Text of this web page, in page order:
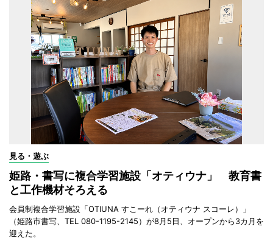
見る・遊ぶ
姫路・書写に複合学習施設「オティウナ」 教育書
と工作機材そろえる
会員制複合学習施設「OTIUNA すこーれ（オティウナ スコーレ）」
（姫路市書写、TEL 080-1195-2145）が8月5日、オープンから3カ月を
迎えた。